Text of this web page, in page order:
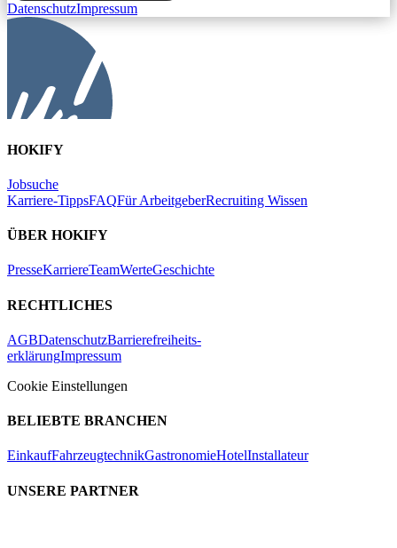
DatenschutzImpressum
HOKIFY
Jobsuche
Karriere-TippsFAQFür ArbeitgeberRecruiting Wissen
ÜBER HOKIFY
PresseKarriereTeamWerteGeschichte
RECHTLICHES
AGBDatenschutzBarrierefreiheits-
erklärungImpressum
Cookie Einstellungen
BELIEBTE BRANCHEN
EinkaufFahrzeugtechnikGastronomieHotelInstallateur
UNSERE PARTNER